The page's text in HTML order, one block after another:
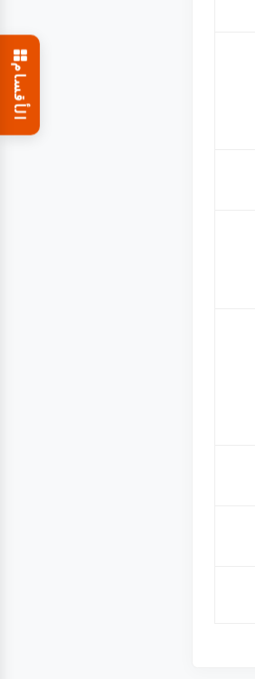
الأقسام